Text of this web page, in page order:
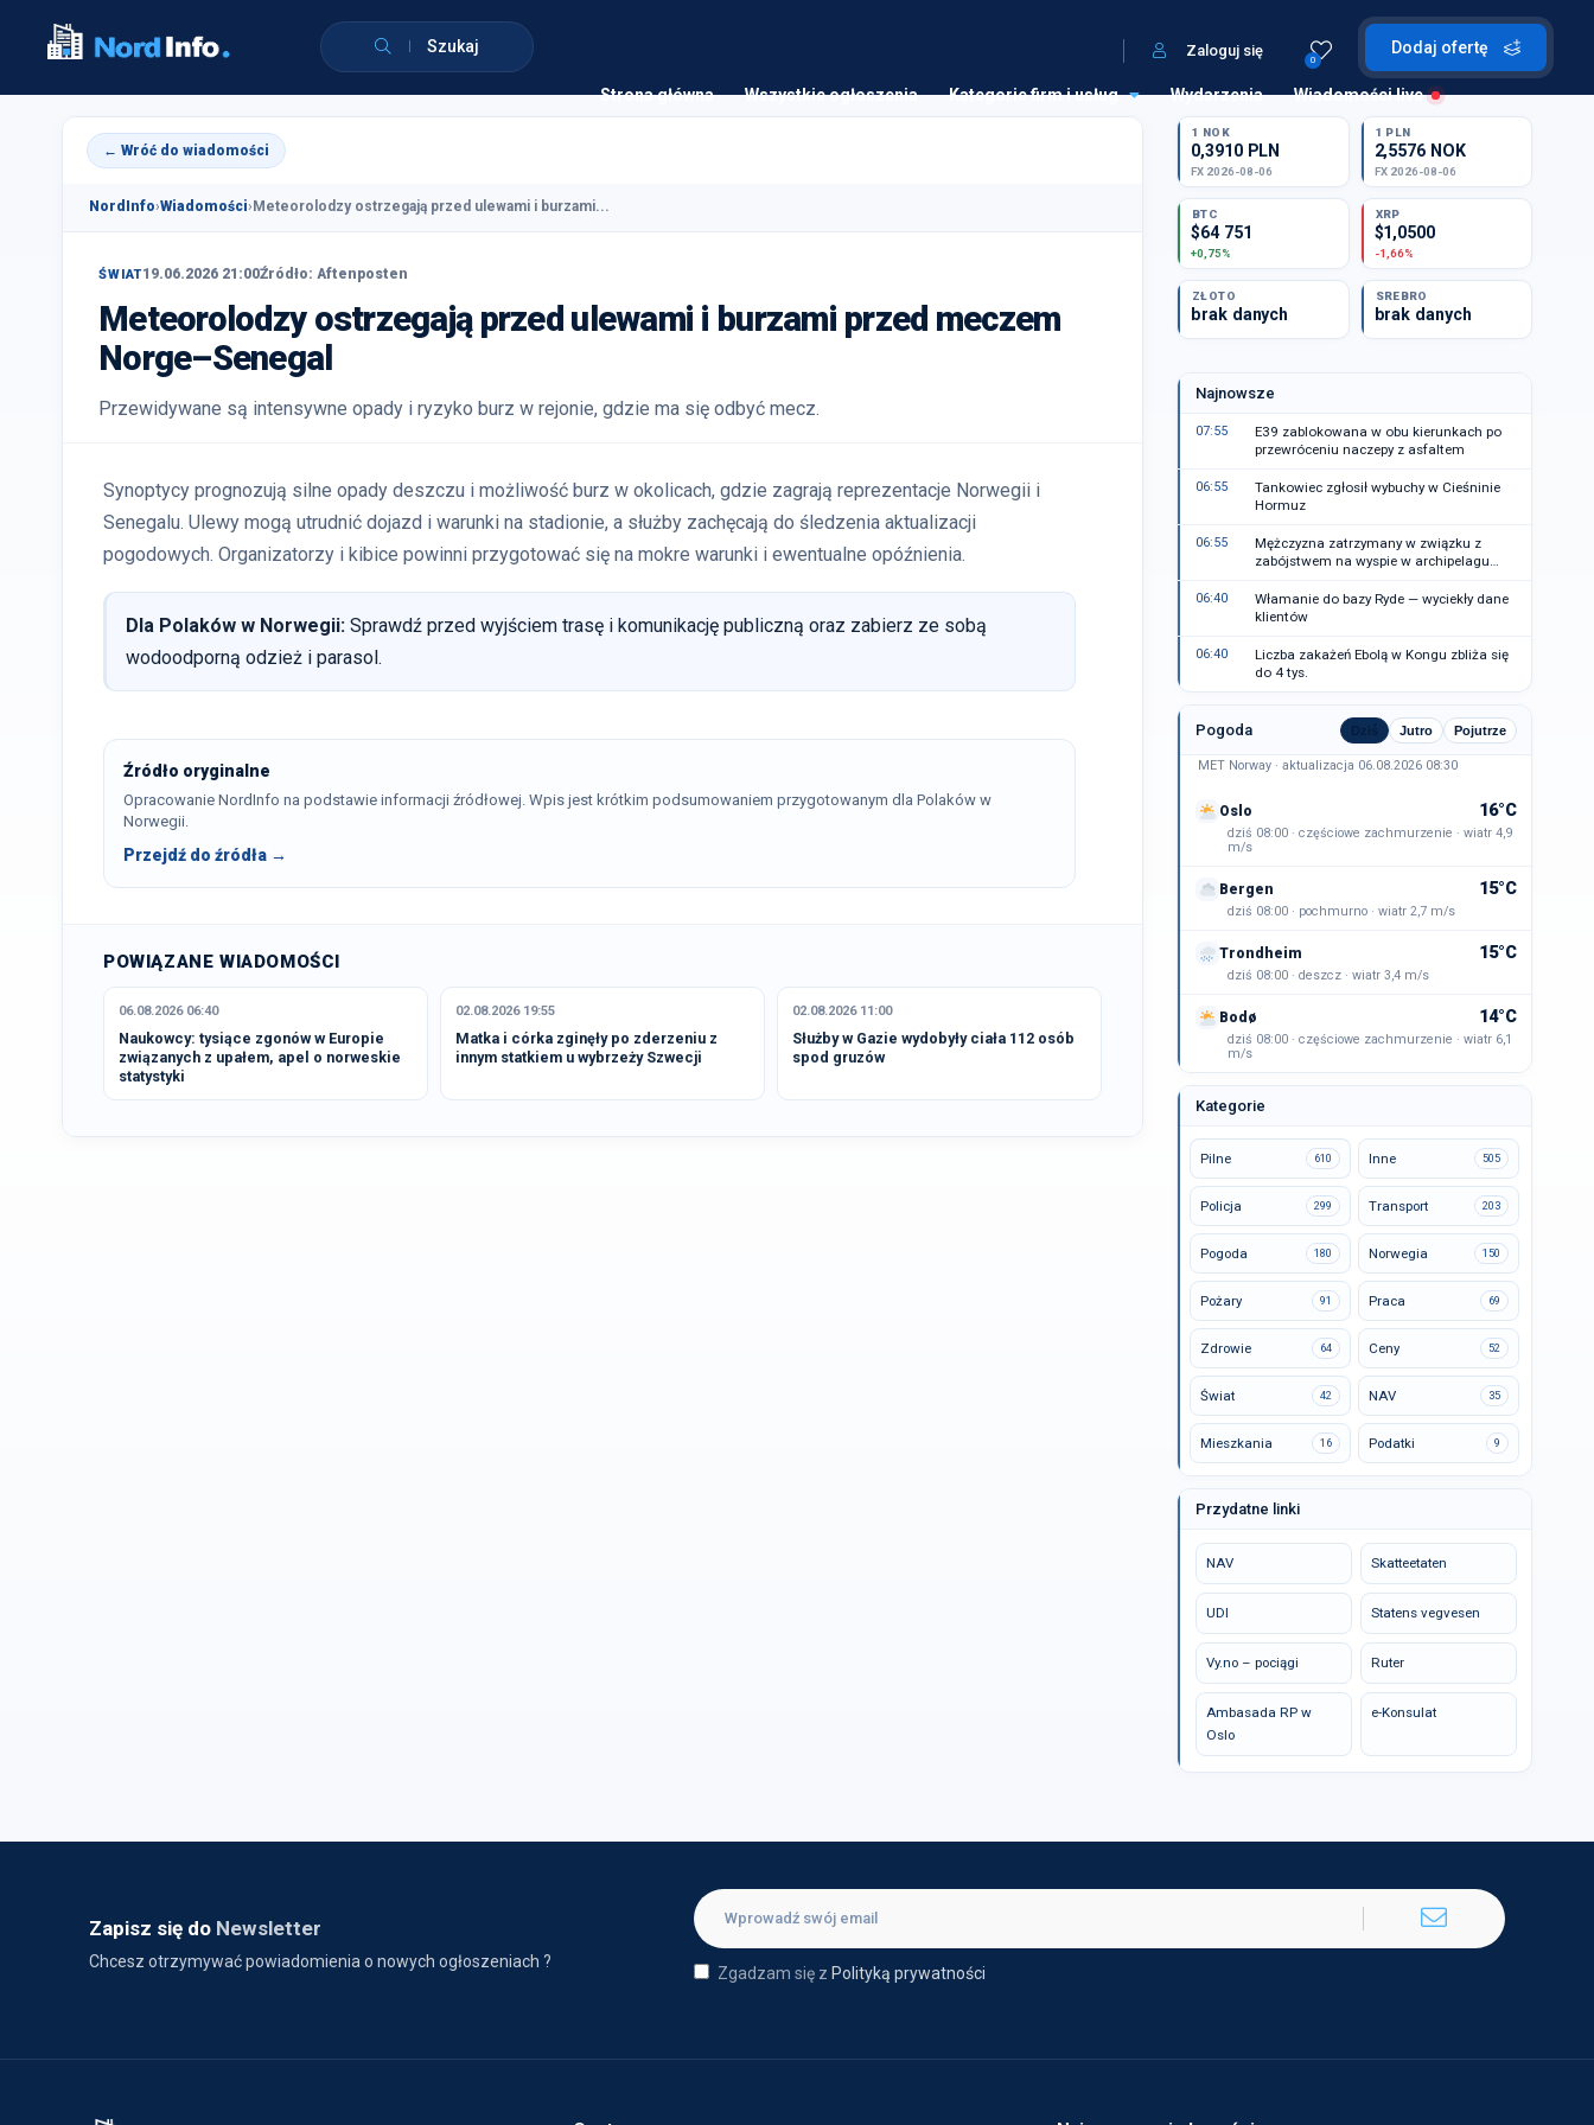
Szukaj Dodaj ofertę
0
Zaloguj się
Strona główna Wszystkie ogłoszenia Kategorie firm i usług Wydarzenia Wiadomości live
← Wróć do wiadomości
NordInfo›Wiadomości› Meteorolodzy ostrzegają przed ulewami i burzami...
ŚWIAT19.06.2026 21:00Źródło: Aftenposten
Meteorolodzy ostrzegają przed ulewami i burzami przed meczem
Norge–Senegal
Przewidywane są intensywne opady i ryzyko burz w rejonie, gdzie ma się odbyć mecz.
Synoptycy prognozują silne opady deszczu i możliwość burz w okolicach, gdzie zagrają reprezentacje Norwegii i
Senegalu. Ulewy mogą utrudnić dojazd i warunki na stadionie, a służby zachęcają do śledzenia aktualizacji
pogodowych. Organizatorzy i kibice powinni przygotować się na mokre warunki i ewentualne opóźnienia.
Dla Polaków w Norwegii: Sprawdź przed wyjściem trasę i komunikację publiczną oraz zabierz ze sobą
wodoodporną odzież i parasol.
Źródło oryginalne
Opracowanie NordInfo na podstawie informacji źródłowej. Wpis jest krótkim podsumowaniem przygotowanym dla Polaków w
Norwegii.
Przejdź do źródła →
POWIĄZANE WIADOMOŚCI
06.08.2026 06:40
Naukowcy: tysiące zgonów w Europie
związanych z upałem, apel o norweskie
statystyki
02.08.2026 19:55
Matka i córka zginęły po zderzeniu z
innym statkiem u wybrzeży Szwecji
02.08.2026 11:00
Służby w Gazie wydobyły ciała 112 osób
spod gruzów
1 NOK
0,3910 PLN
FX 2026-08-06
1 PLN
2,5576 NOK
FX 2026-08-06
BTC
$64 751
+0,75%
XRP
$1,0500
-1,66%
ZŁOTO
brak danych
SREBRO
brak danych
Najnowsze
07:55
E39 zablokowana w obu kierunkach po
przewróceniu naczepy z asfaltem
06:55
Tankowiec zgłosił wybuchy w Cieśninie
Hormuz
06:55
Mężczyzna zatrzymany w związku z
zabójstwem na wyspie w archipelagu
06:40
Włamanie do bazy Ryde — wyciekły dane
klientów
06:40
Liczba zakażeń Ebolą w Kongu zbliża się
do 4 tys.
Pogoda Dziś Jutro Pojutrze
MET Norway · aktualizacja 06.08.2026 08:30
Oslo 16°C
dziś 08:00 · częściowe zachmurzenie · wiatr 4,9
m/s
Bergen 15°C
dziś 08:00 · pochmurno · wiatr 2,7 m/s
Trondheim 15°C
dziś 08:00 · deszcz · wiatr 3,4 m/s
Bodø 14°C
dziś 08:00 · częściowe zachmurzenie · wiatr 6,1
m/s
Kategorie
Pilne 610 Inne 505
Policja 299 Transport 203
Pogoda 180 Norwegia 150
Pożary 91 Praca 69
Zdrowie 64 Ceny 52
Świat 42 NAV 35
Mieszkania 16 Podatki 9
Przydatne linki
NAV Skatteetaten
UDI Statens vegvesen
Vy.no – pociągi Ruter
Ambasada RP w
Oslo
e-Konsulat
Zapisz się do Newsletter
Chcesz otrzymywać powiadomienia o nowych ogłoszeniach ?
Zgadzam się z Polityką prywatności